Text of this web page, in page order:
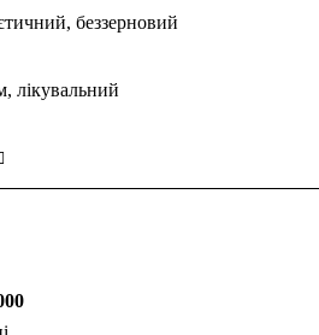
беззерновий
лікувальний